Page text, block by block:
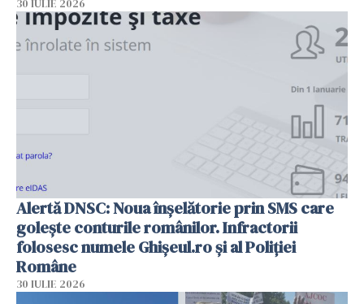
30 IULIE 2026
Alertă DNSC: Noua înșelătorie prin SMS care
golește conturile românilor. Infractorii
folosesc numele Ghișeul.ro și al Poliției
Române
30 IULIE 2026